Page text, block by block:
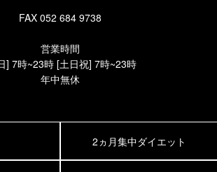
FAX 052 684 9738
営業時間
] 7時~23時 [土日祝] 7時~23時
年中無休
2ヵ月集中ダイエット